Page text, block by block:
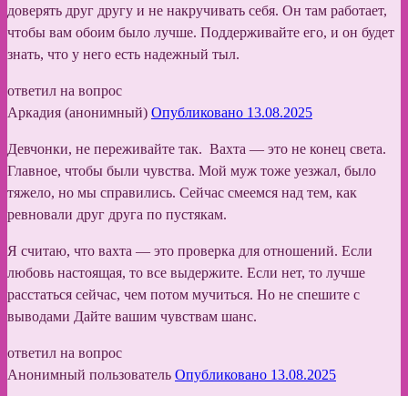
доверять друг другу и не накручивать себя. Он там работает,
чтобы вам обоим было лучше. Поддерживайте его, и он будет
знать, что у него есть надежный тыл.
ответил на вопрос
Аркадия (анонимный) Опубликовано 13.08.2025
Девчонки, не переживайте так. Вахта — это не конец света.
Главное, чтобы были чувства. Мой муж тоже уезжал, было
тяжело, но мы справились. Сейчас смеемся над тем, как
ревновали друг друга по пустякам.
Я считаю, что вахта — это проверка для отношений. Если
любовь настоящая, то все выдержите. Если нет, то лучше
расстаться сейчас, чем потом мучиться. Но не спешите с
выводами Дайте вашим чувствам шанс.
ответил на вопрос
Анонимный пользователь Опубликовано 13.08.2025